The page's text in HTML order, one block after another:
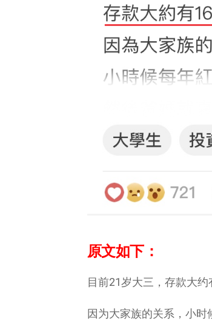
原文如下：
目前21岁大三，存款大约
因为大家族的关系，小